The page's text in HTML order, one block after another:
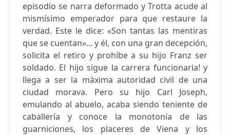
episodio se narra deformado y Trotta acude al
mismísimo emperador para que restaure la
verdad. Este le dice: «Son tantas las mentiras
que se cuentan»... y él, con una gran decepción,
solicita el retiro y prohíbe a su hijo Franz ser
soldado. El hijo sigue la carrera funcionaria! y
llega a ser la máxima autoridad civil de una
ciudad morava. Pero su hijo Carl Joseph,
emulando al abuelo, acaba siendo teniente de
caballería y conoce la monotonía de las
guarniciones, los placeres de Viena y los